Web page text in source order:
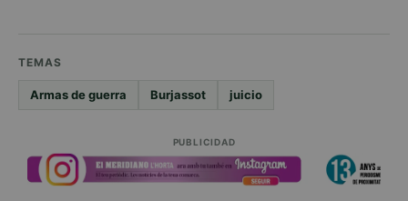
TEMAS
Armas de guerra Burjassot juicio
PUBLICIDAD